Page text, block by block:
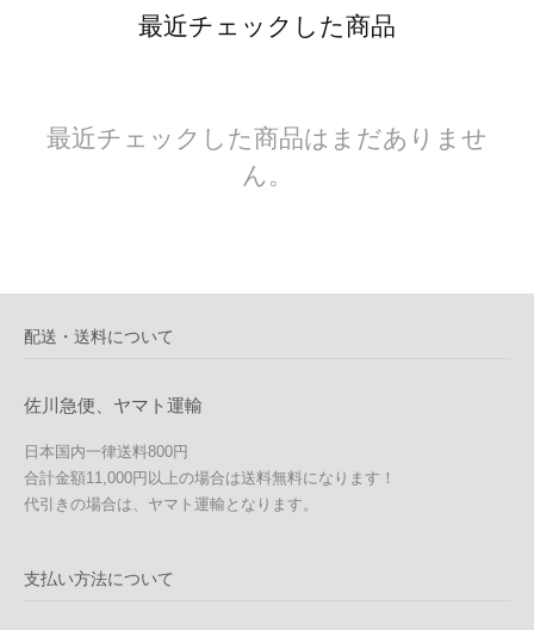
最近チェックした商品
最近チェックした商品はまだありませ
ん。
配送・送料について
佐川急便、ヤマト運輸
日本国内一律送料800円
合計金額11,000円以上の場合は送料無料になります！
代引きの場合は、ヤマト運輸となります。
支払い方法について